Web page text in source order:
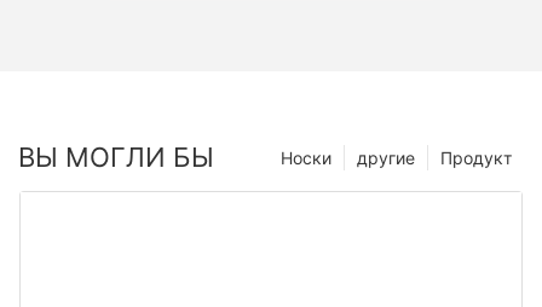
ВЫ МОГЛИ БЫ Продукт
другие
Носки